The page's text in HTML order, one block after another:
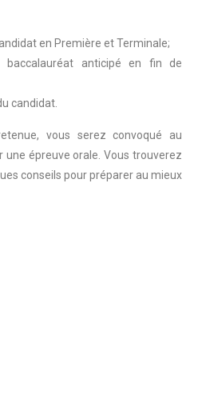
en Première et Terminale;
baccalauréat anticipé en fin de
candidat.
vous serez convoqué au
épreuve orale. Vous trouverez
conseils pour préparer au mieux